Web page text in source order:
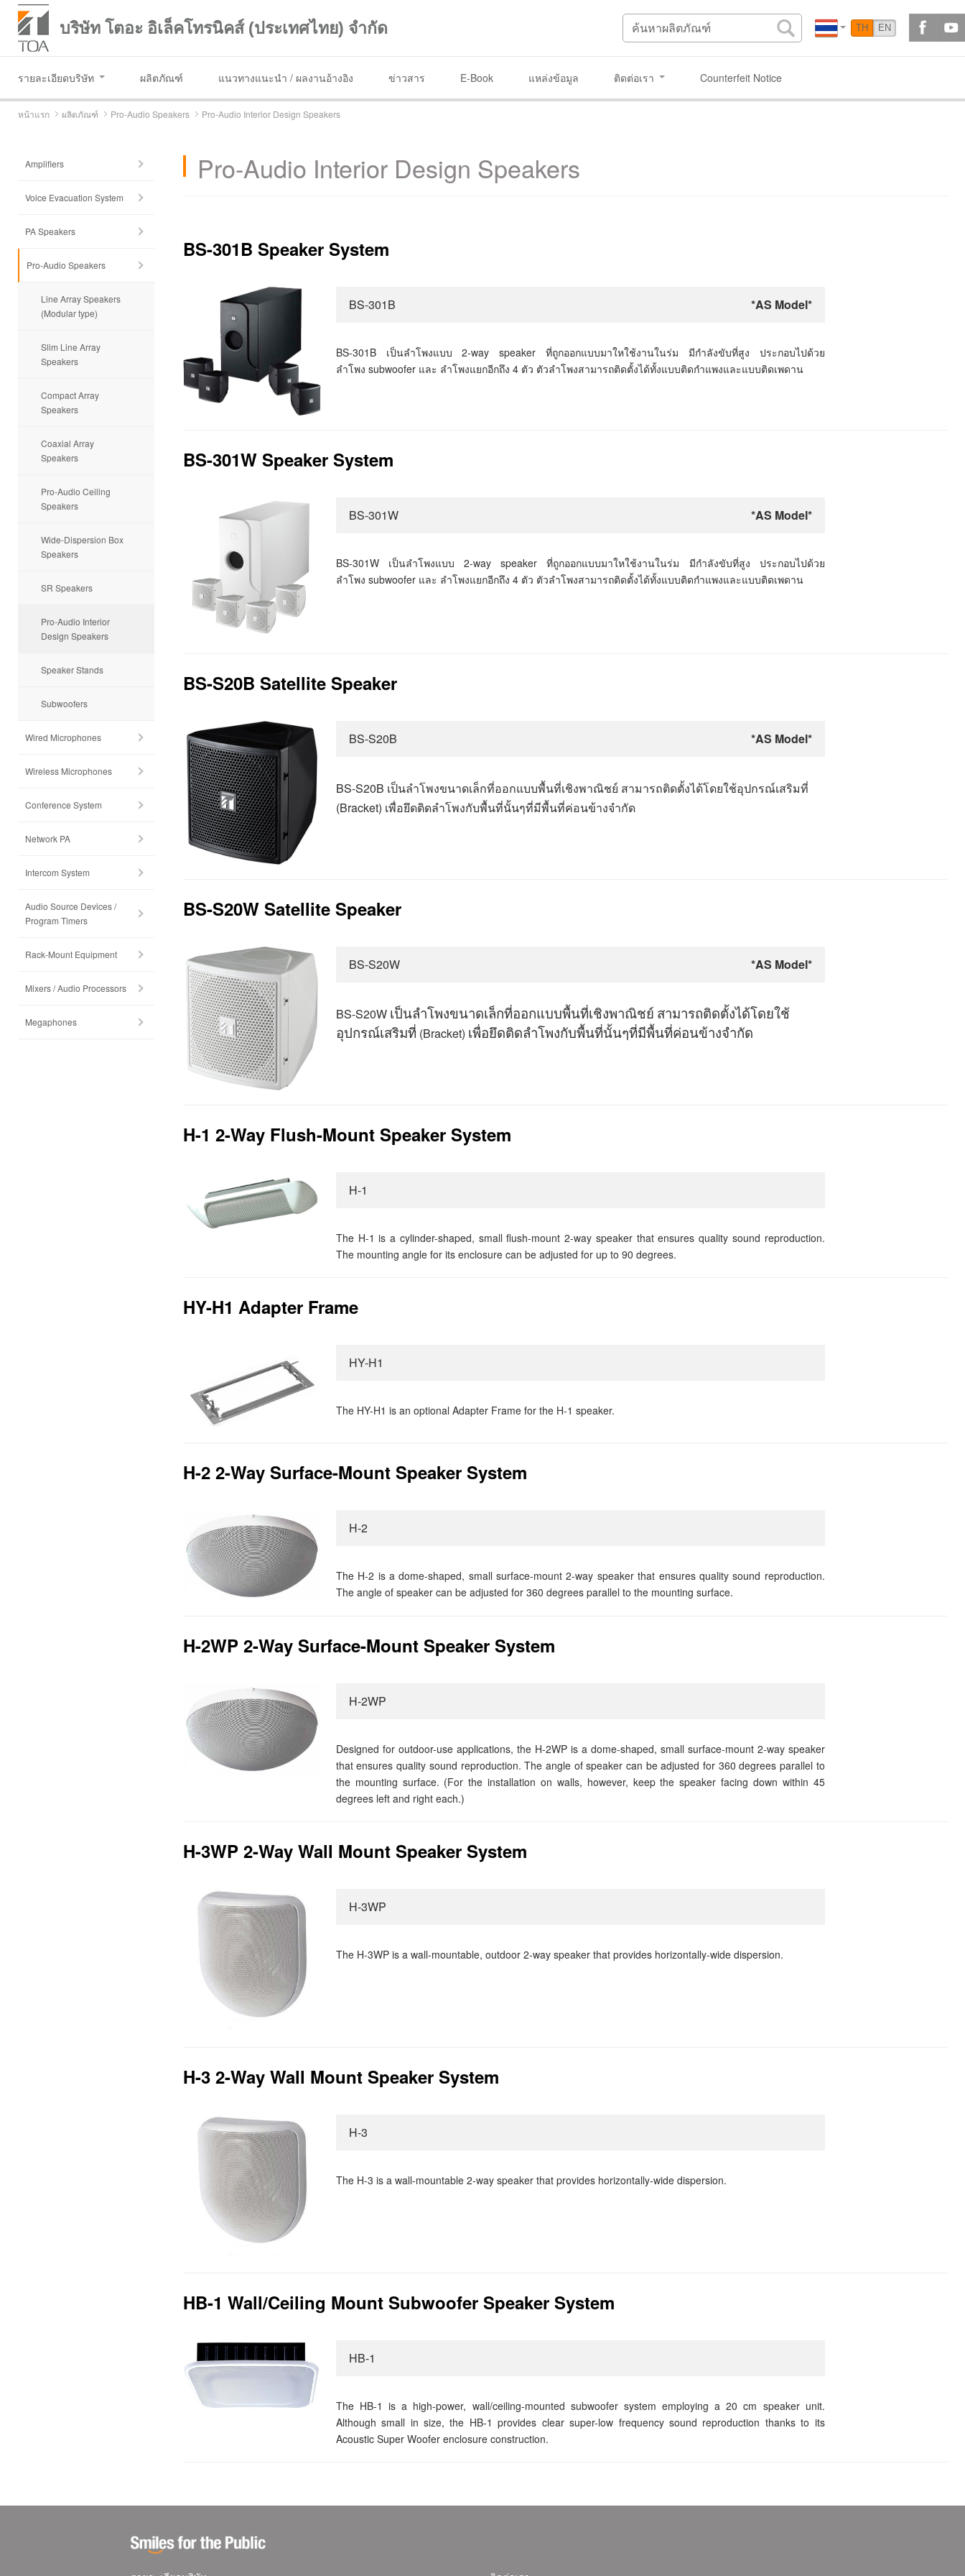
บริษัท โตอะ อิเล็คโทรนิคส์ (ประเทศไทย) จำกัด TH EN
รายละเอียดบริษัท ผลิตภัณฑ์ แนวทางแนะนำ / ผลงานอ้างอิง ข่าวสาร E-Book แหล่งข้อมูล ติดต่อเรา Counterfeit Notice
หน้าแรก ผลิตภัณฑ์ Pro-Audio Speakers Pro-Audio Interior Design Speakers
Pro-Audio Interior Design Speakers
BS-301B Speaker System
BS-301B *AS Model*
BS-301 B เป็นลำโพงแบบ2-way speakerที่ถูกออกแบบมาใหใช้งานในร่ม มีกำลังขับที่สูง ประกอบไปด้วย
ลำโพง subwooferและ ลำโพงแยกอีกถึง 4 ตัว ตัวลำโพงสามารถติดตั้งได้ทั้งแบบติดกำแพงและแบบติดเพดาน
BS-301W Speaker System
BS-301W *AS Model*
BS-301W เป็นลำโพงแบบ2-way speakerที่ถูกออกแบบมาใหใช้งานในร่ม มีกำลังขับที่สูง ประกอบไปด้วย
ลำโพง subwooferและ ลำโพงแยกอีกถึง 4 ตัว ตัวลำโพงสามารถติดตั้งได้ทั้งแบบติดกำแพงและแบบติดเพดาน
BS-S20B Satellite Speaker
BS-S20B *AS Model*
BS-S20B เป็นลำโพงขนาดเล็กที่ออกแบบพื้นที่เชิงพาณิชย์ สามารถติดตั้งได้โดยใช้อุปกรณ์เสริมที่
(Bracket) เพื่อยึดติดลำโพงกับพื้นที่นั้นๆที่มีพื้นที่ค่อนข้างจำกัด
BS-S20W Satellite Speaker
BS-S20W *AS Model*
BS-S20W เป็นลำโพงขนาดเล็กที่ออกแบบพื้นที่เชิงพาณิชย์ สามารถติดตั้งได้โดยใช้
อุปกรณ์เสริมที่ (Bracket) เพื่อยึดติดลำโพงกับพื้นที่นั้นๆที่มีพื้นที่ค่อนข้างจำกัด
H-1 2-Way Flush-Mount Speaker System
H-1
The H-1 is a cylinder-shaped, small flush-mount 2-way speaker that ensures quality sound reproduction.
The mounting angle for its enclosure can be adjusted for up to 90 degrees.
HY-H1 Adapter Frame
HY-H1
The HY-H1 is an optional Adapter Frame for the H-1 speaker.
H-2 2-Way Surface-Mount Speaker System
H-2
The H-2 is a dome-shaped, small surface-mount 2-way speaker that ensures quality sound reproduction.
The angle of speaker can be adjusted for 360 degrees parallel to the mounting surface.
H-2WP 2-Way Surface-Mount Speaker System
H-2WP
Designed for outdoor-use applications, the H-2WP is a dome-shaped, small surface-mount 2-way speaker
that ensures quality sound reproduction. The angle of speaker can be adjusted for 360 degrees parallel to
the mounting surface. (For the installation on walls, however, keep the speaker facing down within 45
degrees left and right each.)
H-3WP 2-Way Wall Mount Speaker System
H-3WP
The H-3WP is a wall-mountable, outdoor 2-way speaker that provides horizontally-wide dispersion.
H-3 2-Way Wall Mount Speaker System
H-3
The H-3 is a wall-mountable 2-way speaker that provides horizontally-wide dispersion.
HB-1 Wall/Ceiling Mount Subwoofer Speaker System
HB-1
The HB-1 is a high-power, wall/ceiling-mounted subwoofer system employing a 20 cm speaker unit.
Although small in size, the HB-1 provides clear super-low frequency sound reproduction thanks to its
Acoustic Super Woofer enclosure construction.
Amplifiers
Voice Evacuation System
PA Speakers
Pro-Audio Speakers
Line Array Speakers
(Modular type)
Slim Line Array
Speakers
Compact Array
Speakers
Coaxial Array
Speakers
Pro-Audio Ceiling
Speakers
Wide-Dispersion Box
Speakers
SR Speakers
Pro-Audio Interior
Design Speakers
Speaker Stands
Subwoofers
Wired Microphones
Wireless Microphones
Conference System
Network PA
Intercom System
Audio Source Devices /
Program Timers
Rack-Mount Equipment
Mixers / Audio Processors
Megaphones